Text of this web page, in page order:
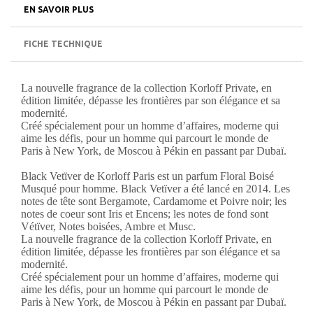
EN SAVOIR PLUS
FICHE TECHNIQUE
La nouvelle fragrance de la collection Korloff Private, en
édition limitée, dépasse les frontières par son élégance et sa
modernité.
Créé spécialement pour un homme d’affaires, moderne qui
aime les défis, pour un homme qui parcourt le monde de
Paris à New York, de Moscou à Pékin en passant par Dubaï.
Black Vetïver de Korloff Paris est un parfum Floral Boisé
Musqué pour homme. Black Vetïver a été lancé en 2014. Les
notes de tête sont Bergamote, Cardamome et Poivre noir; les
notes de coeur sont Iris et Encens; les notes de fond sont
Vétïver, Notes boisées, Ambre et Musc.
La nouvelle fragrance de la collection Korloff Private, en
édition limitée, dépasse les frontières par son élégance et sa
modernité.
Créé spécialement pour un homme d’affaires, moderne qui
aime les défis, pour un homme qui parcourt le monde de
Paris à New York, de Moscou à Pékin en passant par Dubaï.